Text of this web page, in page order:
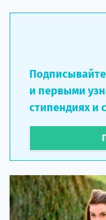
и первыми
стипендиях и